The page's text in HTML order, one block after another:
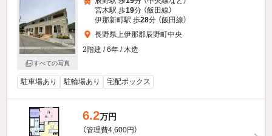
すべての写真
宮木駅 歩19分 （飯田線）
伊那新町駅 歩28分 （飯田線）
長野県上伊那郡辰野町中央
2階建 / 6年 / 木造
駐車場あり 駐輪場あり 宅配ボックス
6.2万円
（管理費4,600円）